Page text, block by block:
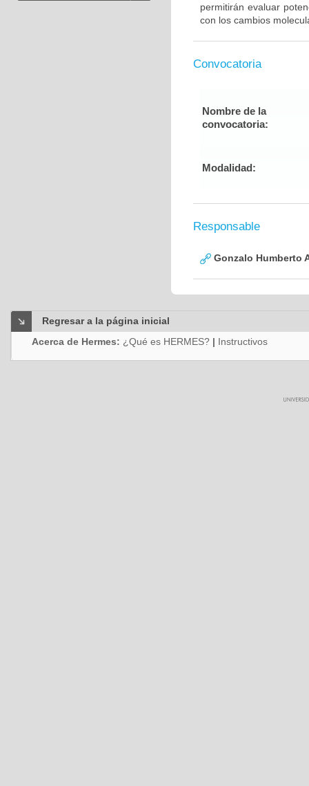
permitirán evaluar
con los cambios
Convocatoria
Nombre de la
convocatoria:
Modalidad:
Responsable
Gonzalo Humberto
Regresar a la página inicial
Acerca de Hermes: ¿Qué es HERMES? | Instructivos